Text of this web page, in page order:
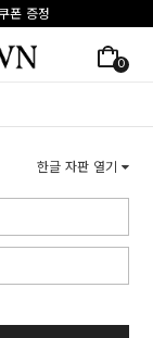
폰 증정
0
한글 자판 열기